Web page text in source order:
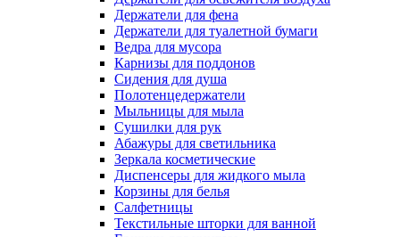
Держатели для фена
Держатели для туалетной бумаги
Ведра для мусора
Карнизы для поддонов
Сидения для душа
Полотенцедержатели
Мыльницы для мыла
Сушилки для рук
Абажуры для светильника
Зеркала косметические
Диспенсеры для жидкого мыла
Корзины для белья
Салфетницы
Текстильные шторки для ванной